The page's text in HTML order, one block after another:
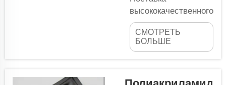
высококачественного
гипохлорита
кальция для
обеззараживания
СМОТРЕТЬ
БОЛЬШЕ